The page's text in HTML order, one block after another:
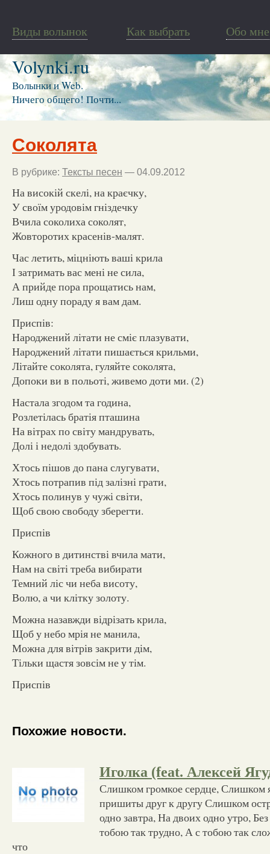
Виды волынок Как выбрать Обо мне
Volynki.ru
Волынки и Web.
Ничего общего! Почти...
Соколята
В рубрике: Тексты песен — 04.09.2012
На високій скелі, на краєчку,
У своїм уродовім гніздечку
Вчила соколиха соколят,
Жовторотих красенів-малят.
Час летить, міцніють ваші крила
І затримать вас мені не сила,
А прийде пора прощатись нам,
Лиш одну пораду я вам дам.
Приспів:
Народжений літати не сміє плазувати,
Народжений літати пишається крильми,
Літайте соколята, гуляйте соколята,
Допоки ви в польоті, живемо доти ми. (2)
Настала згодом та година,
Розлетілась братія пташина
На вітрах по світу мандрувать,
Долі і недолі здобувать.
Хтось пішов до пана слугувати,
Хтось потрапив під залізні грати,
Хтось полинув у чужі світи,
Щоб свою свободу зберегти.
Приспів
Кожного в дитинстві вчила мати,
Нам на світі треба вибирати
Темний ліс чи неба висоту,
Волю, а чи клітку золоту.
Можна назавжди відрізать крила,
Щоб у небо мрія не манила,
Можна для вітрів закрити дім,
Тільки щастя зовсім не у тім.
Приспів
Похожие новости.
Иголка (feat. Алексей
Слишком громкое сердце, Слишком
пришиты друг к другу Слишком
одно завтра, На двоих одно утро,
тобою так трудно, А с тобою так
что